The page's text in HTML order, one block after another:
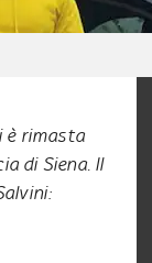
è rimasta
di Siena. Il